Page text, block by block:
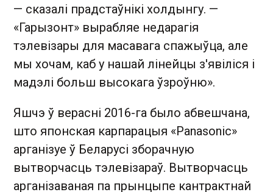
— сказалі прадстаўнікі холдынгу. —
«Гарызонт» вырабляе недарагія
тэлевізары для масавага спажыўца, але
мы хочам, каб у нашай лінейцы з'явіліся і
мадэлі больш высокага ўзроўню».
Яшчэ ў верасні 2016-га было абвешчана,
што японская карпарацыя «Panasonic»
арганізуе ў Беларусі зборачную
вытворчасць тэлевізараў. Вытворчасць
арганізаваная па прынцыпе кантрактнай